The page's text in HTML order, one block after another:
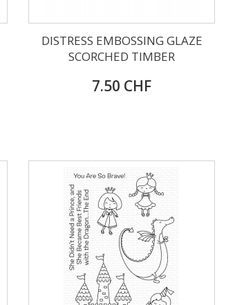
DISTRESS EMBOSSING GLAZE
SCORCHED TIMBER
7.50 CHF